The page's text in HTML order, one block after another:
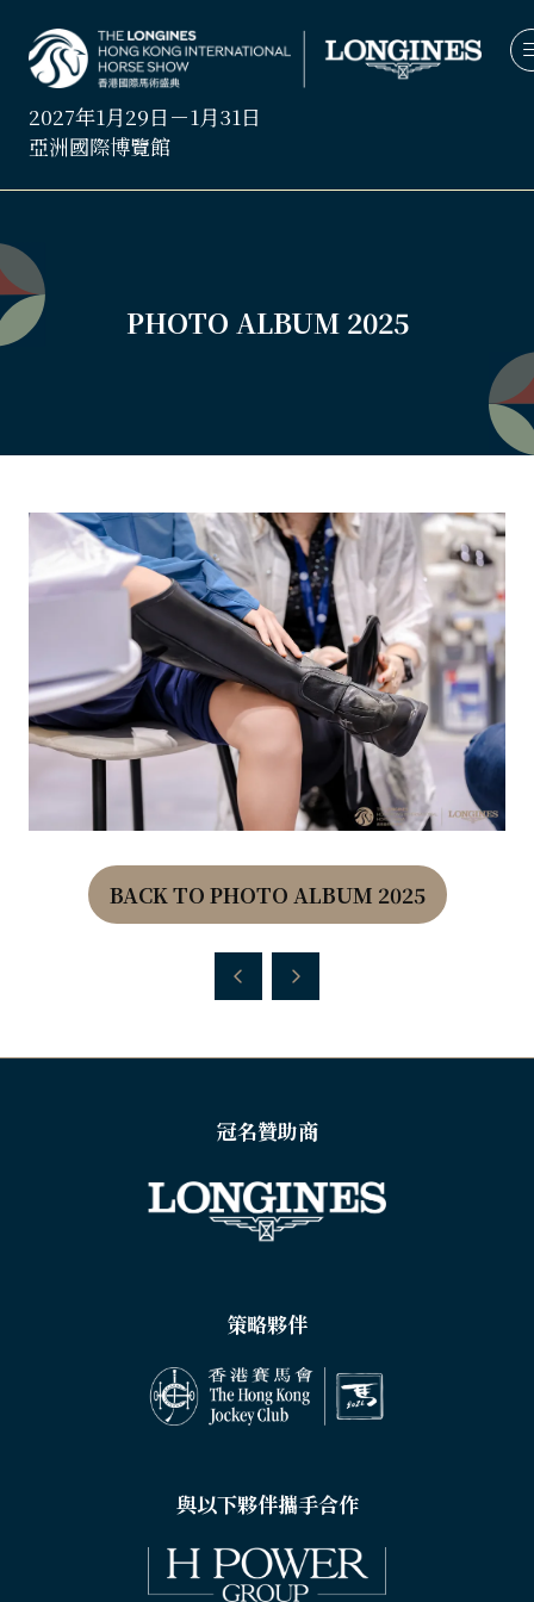
2027年1月29日－1月31日
亞洲國際博覽館
PHOTO ALBUM 2025
BACK TO PHOTO ALBUM 2025
(OPENS
NEW
冠名贊助商
策略夥伴
與以下夥伴攜手合作